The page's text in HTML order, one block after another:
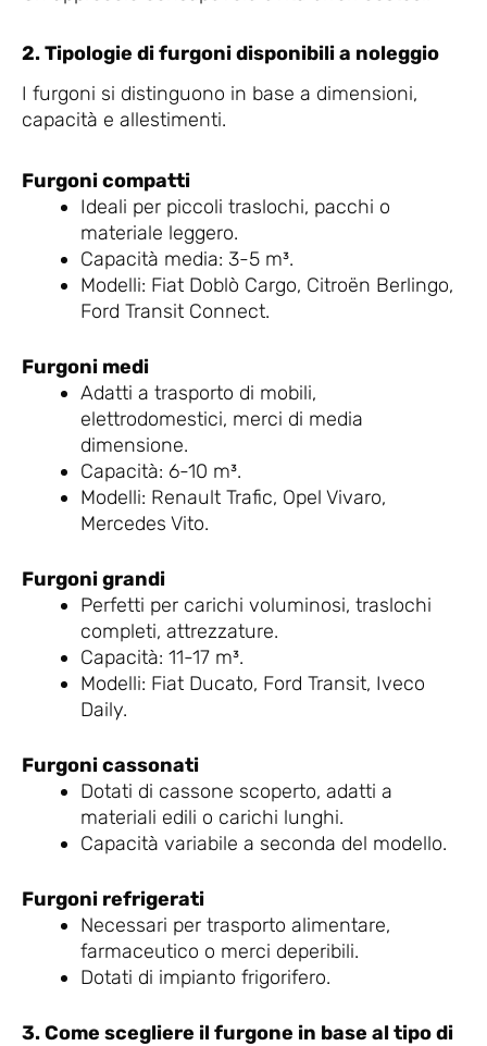
2. Tipologie di furgoni disponibili a noleggio
I furgoni si distinguono in base a dimensioni,
capacità e allestimenti.
Furgoni compatti
Ideali per piccoli traslochi, pacchi o
materiale leggero.
Capacità media: 3-5 m³.
Modelli: Fiat Doblò Cargo, Citroën Berlingo,
Ford Transit Connect.
Furgoni medi
Adatti a trasporto di mobili,
elettrodomestici, merci di media
dimensione.
Capacità: 6-10 m³.
Modelli: Renault Trafic, Opel Vivaro,
Mercedes Vito.
Furgoni grandi
Perfetti per carichi voluminosi, traslochi
completi, attrezzature.
Capacità: 11-17 m³.
Modelli: Fiat Ducato, Ford Transit, Iveco
Daily.
Furgoni cassonati
Dotati di cassone scoperto, adatti a
materiali edili o carichi lunghi.
Capacità variabile a seconda del modello.
Furgoni refrigerati
Necessari per trasporto alimentare,
farmaceutico o merci deperibili.
Dotati di impianto frigorifero.
3. Come scegliere il furgone in base al tipo di